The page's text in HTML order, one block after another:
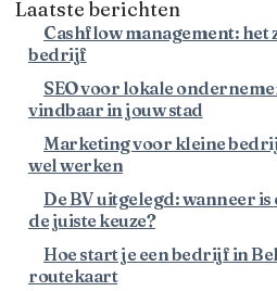
Laatste berichten
Cashflow management: het
bedrijf
SEO voor lokale
vindbaar in jouw stad
Marketing voor kleine
wel werken
De BV uitgelegd: wanneer
de juiste keuze?
Hoe start je een bedrijf in
routekaart